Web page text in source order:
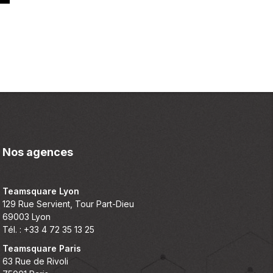
Nos agences
Teamsquare Lyon
129 Rue Servient, Tour Part-Dieu
69003 Lyon
Tél. : +33 4 72 35 13 25
Teamsquare Paris
63 Rue de Rivoli